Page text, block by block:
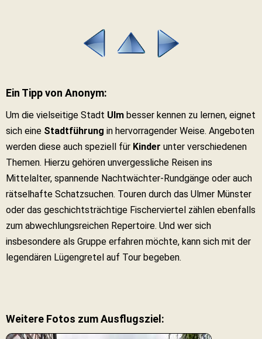
Ein Tipp von Anonym:
Um die vielseitige Stadt Ulm besser kennen zu lernen, eignet
sich eine Stadtführung in hervorragender Weise. Angeboten
werden diese auch speziell für Kinder unter verschiedenen
Themen. Hierzu gehören unvergessliche Reisen ins
Mittelalter, spannende Nachtwächter-Rundgänge oder auch
rätselhafte Schatzsuchen. Touren durch das Ulmer Münster
oder das geschichtsträchtige Fischerviertel zählen ebenfalls
zum abwechlungsreichen Repertoire. Und wer sich
insbesondere als Gruppe erfahren möchte, kann sich mit der
legendären Lügengretel auf Tour begeben.
Weitere Fotos zum Ausflugsziel: